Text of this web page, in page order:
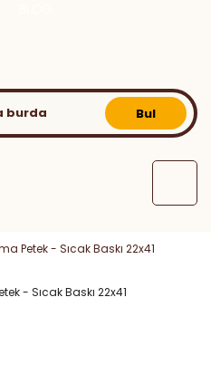
Bul
Petek - Sıcak Baskı 22x41